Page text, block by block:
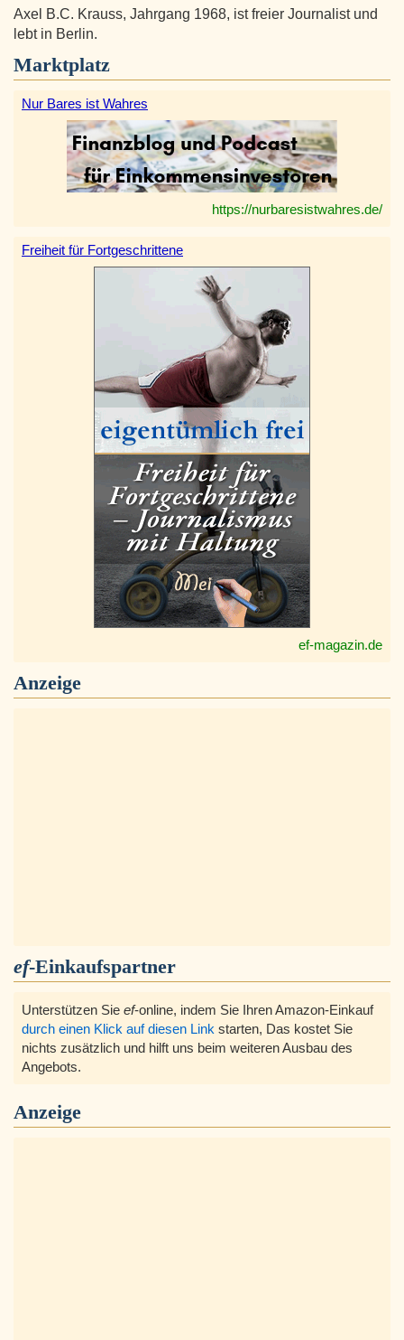
Axel B.C. Krauss, Jahrgang 1968, ist freier Journalist und
lebt in Berlin.
Marktplatz
Nur Bares ist Wahres
https://nurbaresistwahres.de/
Freiheit für Fortgeschrittene
ef-magazin.de
Anzeige
ef-Einkaufspartner
Unterstützen Sie ef-online, indem Sie Ihren Amazon-Einkauf
durch einen Klick auf diesen Link starten, Das kostet Sie
nichts zusätzlich und hilft uns beim weiteren Ausbau des
Angebots.
Anzeige